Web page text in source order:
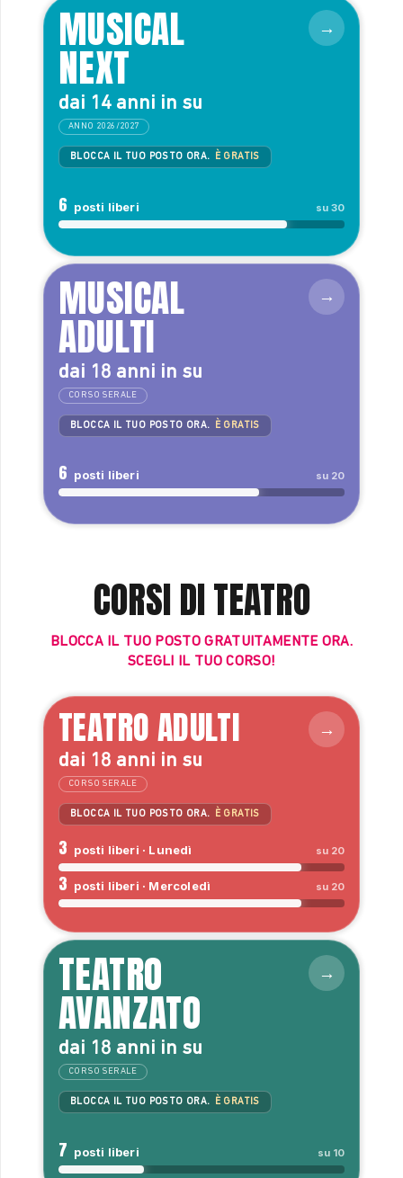
MUSICAL
NEXT
dai 14 anni in su
ANNO 2026/2027
BLOCCA IL TUO POSTO ORA. È GRATIS
6 posti liberi su 30
MUSICAL
ADULTI
dai 18 anni in su
CORSO SERALE
BLOCCA IL TUO POSTO ORA. È GRATIS
6 posti liberi su 20
CORSI DI TEATRO
BLOCCA IL TUO POSTO GRATUITAMENTE ORA.
SCEGLI IL TUO CORSO!
TEATRO ADULTI
dai 18 anni in su
CORSO SERALE
BLOCCA IL TUO POSTO ORA. È GRATIS
3 posti liberi · Lunedì su 20
3 posti liberi · Mercoledì su 20
TEATRO
AVANZATO
dai 18 anni in su
CORSO SERALE
BLOCCA IL TUO POSTO ORA. È GRATIS
7 posti liberi su 10